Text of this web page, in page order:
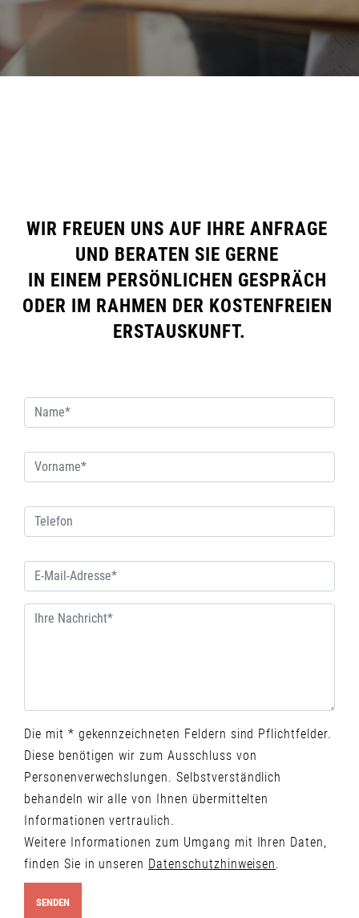
WIR FREUEN UNS AUF IHRE ANFRAGE
UND BERATEN SIE GERNE
IN EINEM PERSÖNLICHEN GESPRÄCH
ODER IM RAHMEN DER KOSTENFREIEN
ERSTAUSKUNFT.
Die mit * gekennzeichneten Feldern sind Pflichtfelder.
Diese benötigen wir zum Ausschluss von
Personenverwechslungen. Selbstverständlich
behandeln wir alle von Ihnen übermittelten
Informationen vertraulich.
Weitere Informationen zum Umgang mit Ihren Daten,
finden Sie in unseren Datenschutzhinweisen.